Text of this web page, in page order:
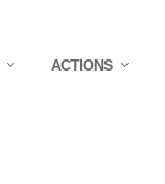
ACTIONS